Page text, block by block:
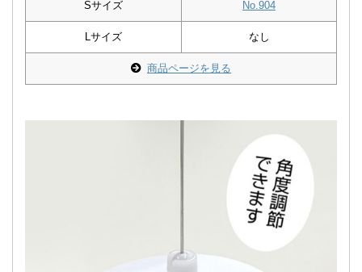
Sサイズ No.904
Lサイズ なし
商品ページを見る